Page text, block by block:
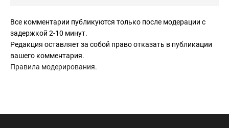
Все комментарии публикуются только после модерации с
задержкой 2-10 минут.
Редакция оставляет за собой право отказать в публикации
вашего комментария.
Правила модерирования.